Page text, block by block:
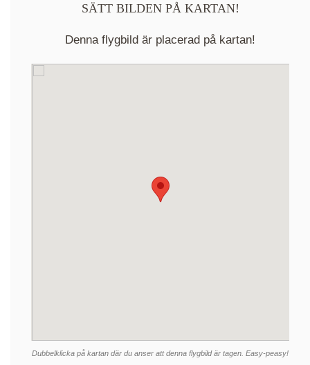
SÄTT BILDEN PÅ KARTAN!
Denna flygbild är placerad på kartan!
Dubbelklicka på kartan där du anser att denna flygbild är tagen. Easy-peasy!